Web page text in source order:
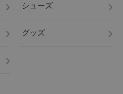
シューズ
グッズ